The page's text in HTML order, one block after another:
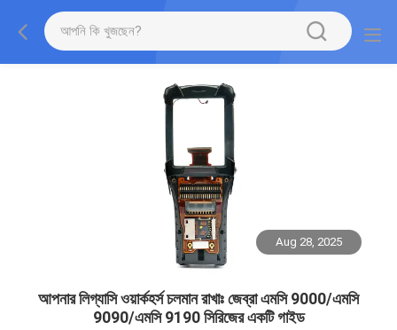
Aug 28, 2025
আপনার লিগ্যাসি ওয়ার্কহর্স চলমান রাখাঃ জেব্রা এমসি 9000/এমসি
9090/এমসি 9190 সিরিজের একটি গাইড